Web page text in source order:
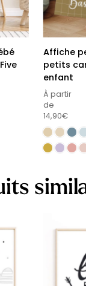
Affiche
petits
enfant
À partir
de
14,90€